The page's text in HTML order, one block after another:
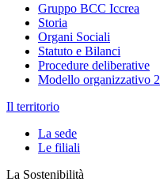
Gruppo BCC Iccrea
Storia
Organi Sociali
Statuto e Bilanci
Procedure deliberative
Modello organizzativo
Il territorio
La sede
Le filiali
La Sostenibilità